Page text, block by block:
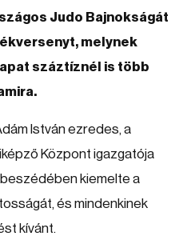
Judo Bajnokságát
melynek
száztíznél is több
István ezredes, a
Központ igazgatója
kiemelte a
és mindenkinek
kívánt.